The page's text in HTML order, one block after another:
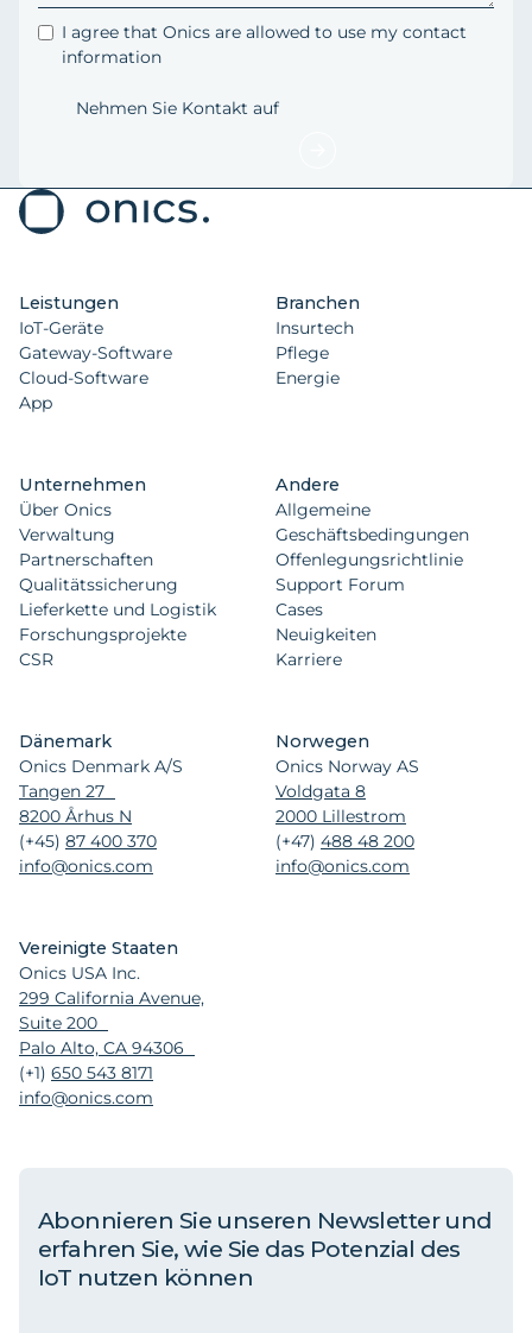
I agree that Onics are allowed to use my contact
information
Leistungen
IoT-Geräte
Gateway-Software
Cloud-Software
App
Branchen
Insurtech
Pflege
Energie
Unternehmen
Über Onics
Verwaltung
Partnerschaften
Qualitätssicherung
Lieferkette und Logistik
Forschungsprojekte
CSR
Andere
Allgemeine
Geschäftsbedingungen
Offenlegungsrichtlinie
Support Forum
Cases
Neuigkeiten
Karriere
Dänemark
Onics Denmark A/S
Tangen 27
8200 Århus N
(+45) 87 400 370
info@onics.com
Norwegen
Onics Norway AS
Voldgata 8
2000 Lillestrom
(+47) 488 48 200
info@onics.com
Vereinigte Staaten
Onics USA Inc.
299 California Avenue,
Suite 200
Palo Alto, CA 94306
(+1) 650 543 8171
info@onics.com
Abonnieren Sie unseren Newsletter und
erfahren Sie, wie Sie das Potenzial des
IoT nutzen können